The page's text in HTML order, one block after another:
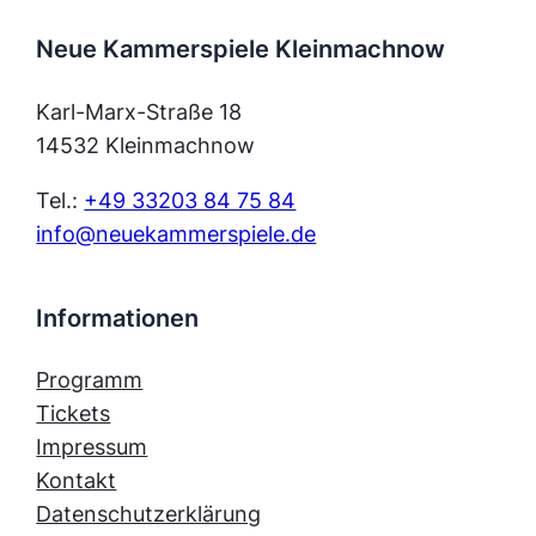
Neue Kammerspiele Kleinmachnow
Karl-Marx-Straße 18
14532 Kleinmachnow
Tel.: +49 33203 84 75 84
info@neuekammerspiele.de
Informationen
Programm
Tickets
Impressum
Kontakt
Datenschutzerklärung